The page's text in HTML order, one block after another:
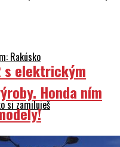
Rakúsko
si zamiluješ
s elektrickým
Honda ním